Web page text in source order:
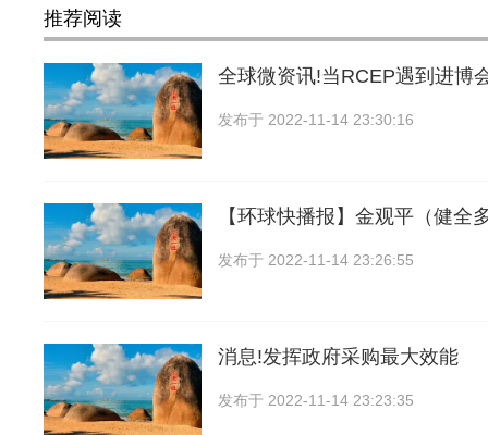
推荐阅读
全球微资讯!当RCEP遇到进博
发布于 2022-11-14 23:30:16
【环球快播报】金观平（健全
发布于 2022-11-14 23:26:55
消息!发挥政府采购最大效能
发布于 2022-11-14 23:23:35